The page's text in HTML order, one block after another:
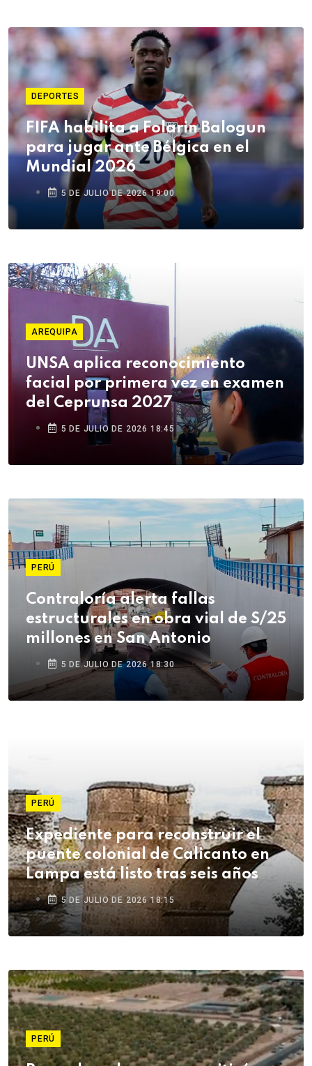
DEPORTES
FIFA habilita a Folarin Balogun
para jugar ante Bélgica en el
Mundial 2026
5 DE JULIO DE 2026 19:00
AREQUIPA
UNSA aplica reconocimiento
facial por primera vez en examen
del Ceprunsa 2027
5 DE JULIO DE 2026 18:45
PERÚ
Contraloría alerta fallas
estructurales en obra vial de S/25
millones en San Antonio
5 DE JULIO DE 2026 18:30
PERÚ
Expediente para reconstruir el
puente colonial de Calicanto en
Lampa está listo tras seis años
5 DE JULIO DE 2026 18:15
PERÚ